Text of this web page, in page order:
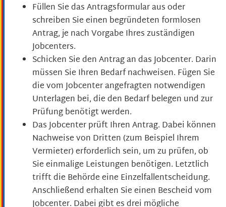
Füllen Sie das Antragsformular aus oder
schreiben Sie einen begründeten formlosen
Antrag, je nach Vorgabe Ihres zuständigen
Jobcenters.
Schicken Sie den Antrag an das Jobcenter. Darin
müssen Sie Ihren Bedarf nachweisen. Fügen Sie
die vom Jobcenter angefragten notwendigen
Unterlagen bei, die den Bedarf belegen und zur
Prüfung benötigt werden.
Das Jobcenter prüft Ihren Antrag. Dabei können
Nachweise von Dritten (zum Beispiel Ihrem
Vermieter) erforderlich sein, um zu prüfen, ob
Sie einmalige Leistungen benötigen. Letztlich
trifft die Behörde eine Einzelfallentscheidung.
Anschließend erhalten Sie einen Bescheid vom